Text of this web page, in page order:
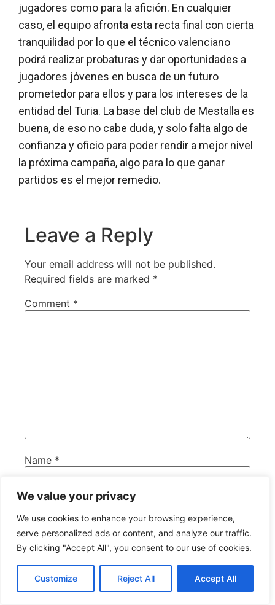
We value your privacy
We use cookies to enhance your browsing experience,
serve personalized ads or content, and analyze our traffic.
By clicking "Accept All", you consent to our use of cookies.
Customize Reject All Accept All
jugadores como para la afición. En cualquier
caso, el equipo afronta esta recta final con cierta
tranquilidad por lo que el técnico valenciano
podrá realizar probaturas y dar oportunidades a
jugadores jóvenes en busca de un futuro
prometedor para ellos y para los intereses de la
entidad del Turia. La base del club de Mestalla es
buena, de eso no cabe duda, y solo falta algo de
confianza y oficio para poder rendir a mejor nivel
la próxima campaña, algo para lo que ganar
partidos es el mejor remedio.
Leave a Reply
Your email address will not be published.
Required fields are marked *
Comment *
Name *